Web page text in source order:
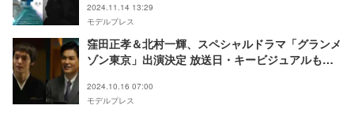
2024.11.14 13:29
モデルプレス
窪田正孝＆北村一輝、スペシャルドラマ「グランメ
ゾン東京」出演決定 放送日・キービジュアルも解
2024.10.16 07:00
モデルプレス